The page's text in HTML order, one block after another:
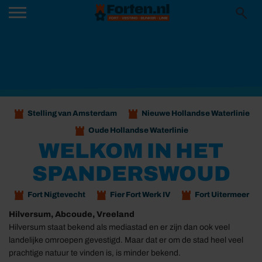
Stelling van Amsterdam Nieuwe Hollandse Waterlinie
Oude Hollandse Waterlinie
WELKOM IN HET
SPANDERSWOUD
Fort Nigtevecht Fier Fort Werk IV Fort Uitermeer
Hilversum, Abcoude, Vreeland
Hilversum staat bekend als mediastad en er zijn dan ook veel
landelijke omroepen gevestigd. Maar dat er om de stad heel veel
prachtige natuur te vinden is, is minder bekend.